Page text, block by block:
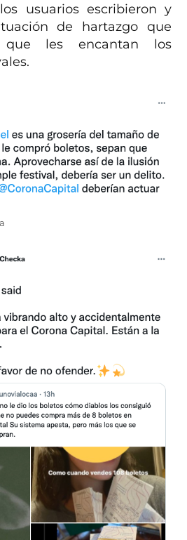
usuarios escribieron y
de hartazgo que
que les encantan los